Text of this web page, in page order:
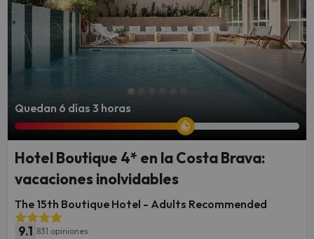
Quedan 6 días 3 horas
Hotel Boutique 4* en la Costa Brava:
vacaciones inolvidables
The 15th Boutique Hotel - Adults Recommended
9.1 831 opiniones